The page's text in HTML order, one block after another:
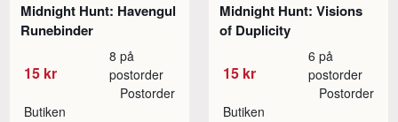
Midnight Hunt: Havengul
Runebinder
15 kr
8 på
postorder
Butiken
Postorder
Midnight Hunt: Visions
of Duplicity
15 kr
6 på
postorder
Butiken
Postorder